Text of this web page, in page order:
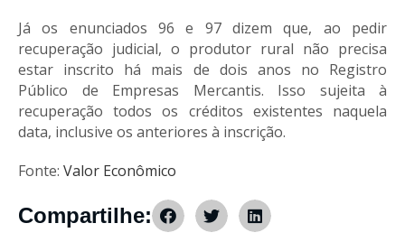
Já os enunciados 96 e 97 dizem que, ao pedir
recuperação judicial, o produtor rural não precisa
estar inscrito há mais de dois anos no Registro
Público de Empresas Mercantis. Isso sujeita à
recuperação todos os créditos existentes naquela
data, inclusive os anteriores à inscrição.
Fonte: Valor Econômico
Compartilhe: